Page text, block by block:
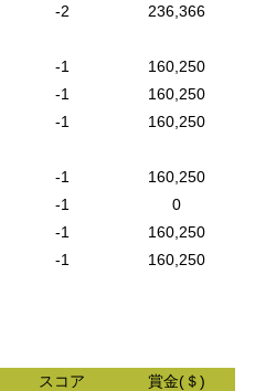
-2 236,366
-1
160,250
-1
160,250
-1 160,250
-1
160,250
-1
0
-1
160,250
-1 160,250
スコア
賞金(＄)